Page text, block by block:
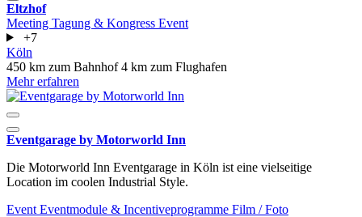
Eltzhof
Meeting Tagung & Kongress Event
+7
Köln
450 km zum Bahnhof4 km zum Flughafen
Mehr erfahren
Eventgarage by Motorworld Inn
Die Motorworld Inn Eventgarage in Köln ist eine vielseitige
Location im coolen Industrial Style.
Event Eventmodule & Incentiveprogramme Film / Foto